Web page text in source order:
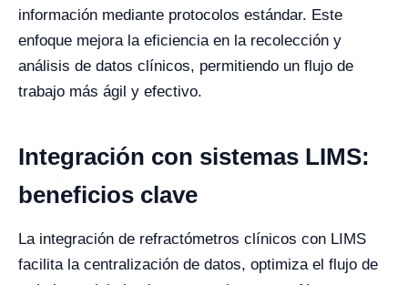
información mediante protocolos estándar. Este
enfoque mejora la eficiencia en la recolección y
análisis de datos clínicos, permitiendo un flujo de
trabajo más ágil y efectivo.
Integración con sistemas LIMS:
beneficios clave
La integración de refractómetros clínicos con LIMS
facilita la centralización de datos, optimiza el flujo de